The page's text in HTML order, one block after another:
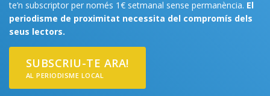
te’n subscriptor per només 1€ setmanal sense permanència. El
periodisme de proximitat necessita del compromís dels
seus lectors.
SUBSCRIU-TE ARA!
AL PERIODISME LOCAL